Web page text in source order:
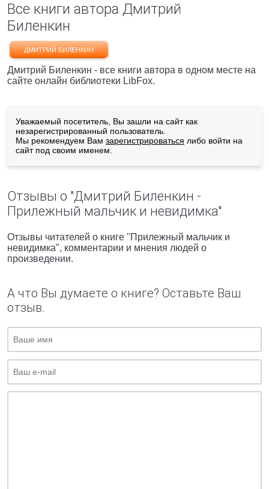
Все книги автора Дмитрий
Биленкин
ДМИТРИЙ БИЛЕНКИН
Дмитрий Биленкин - все книги автора в одном месте на
сайте онлайн библиотеки LibFox.
Уважаемый посетитель, Вы зашли на сайт как
незарегистрированный пользователь.
Мы рекомендуем Вам зарегистрироваться либо войти на
сайт под своим именем.
Отзывы о "Дмитрий Биленкин -
Прилежный мальчик и невидимка"
Отзывы читателей о книге "Прилежный мальчик и
невидимка", комментарии и мнения людей о
произведении.
А что Вы думаете о книге? Оставьте Ваш
отзыв.